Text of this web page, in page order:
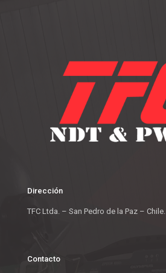
Dirección
TFC Ltda. – San Pedro de la Paz – Chile.
Contacto